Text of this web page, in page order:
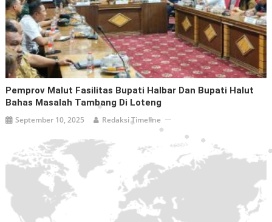
Pemprov Malut Fasilitas Bupati Halbar Dan Bupati Halut
Bahas Masalah Tambang Di Loteng
September 10, 2025 Redaksi Timeline